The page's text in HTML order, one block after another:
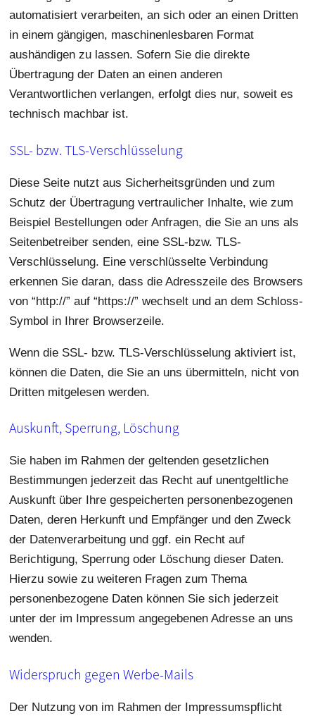
automatisiert verarbeiten, an sich oder an einen Dritten
in einem gängigen, maschinenlesbaren Format
aushändigen zu lassen. Sofern Sie die direkte
Übertragung der Daten an einen anderen
Verantwortlichen verlangen, erfolgt dies nur, soweit es
technisch machbar ist.
SSL- bzw. TLS-Verschlüsselung
Diese Seite nutzt aus Sicherheitsgründen und zum
Schutz der Übertragung vertraulicher Inhalte, wie zum
Beispiel Bestellungen oder Anfragen, die Sie an uns als
Seitenbetreiber senden, eine SSL-bzw. TLS-
Verschlüsselung. Eine verschlüsselte Verbindung
erkennen Sie daran, dass die Adresszeile des Browsers
von “http://” auf “https://” wechselt und an dem Schloss-
Symbol in Ihrer Browserzeile.
Wenn die SSL- bzw. TLS-Verschlüsselung aktiviert ist,
können die Daten, die Sie an uns übermitteln, nicht von
Dritten mitgelesen werden.
Auskunft, Sperrung, Löschung
Sie haben im Rahmen der geltenden gesetzlichen
Bestimmungen jederzeit das Recht auf unentgeltliche
Auskunft über Ihre gespeicherten personenbezogenen
Daten, deren Herkunft und Empfänger und den Zweck
der Datenverarbeitung und ggf. ein Recht auf
Berichtigung, Sperrung oder Löschung dieser Daten.
Hierzu sowie zu weiteren Fragen zum Thema
personenbezogene Daten können Sie sich jederzeit
unter der im Impressum angegebenen Adresse an uns
wenden.
Widerspruch gegen Werbe-Mails
Der Nutzung von im Rahmen der Impressumspflicht